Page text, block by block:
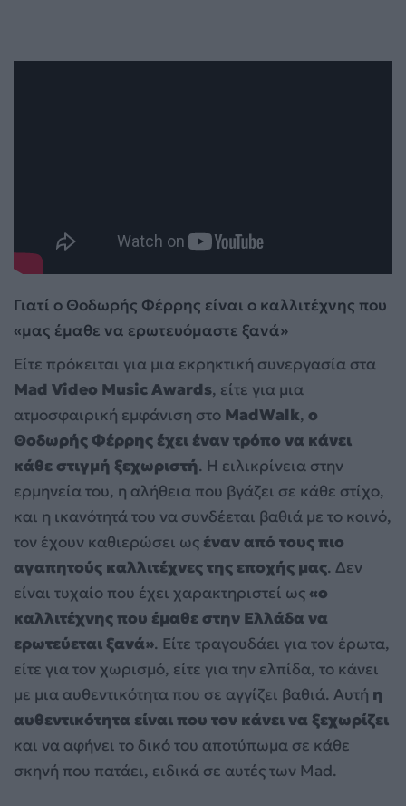
Γιατί ο Θοδωρής Φέρρης είναι ο καλλιτέχνης που
«μας έμαθε να ερωτευόμαστε ξανά»
Είτε πρόκειται για μια εκρηκτική συνεργασία στα
Mad Video Music Awards, είτε για μια
ατμοσφαιρική εμφάνιση στο MadWalk, ο
Θοδωρής Φέρρης έχει έναν τρόπο να κάνει
κάθε στιγμή ξεχωριστή. Η ειλικρίνεια στην
ερμηνεία του, η αλήθεια που βγάζει σε κάθε στίχο,
και η ικανότητά του να συνδέεται βαθιά με το κοινό,
τον έχουν καθιερώσει ως έναν από τους πιο
αγαπητούς καλλιτέχνες της εποχής μας. Δεν
είναι τυχαίο που έχει χαρακτηριστεί ως«ο
καλλιτέχνης που έμαθε στην Ελλάδα να
ερωτεύεται ξανά». Είτε τραγουδάει για τον έρωτα,
είτε για τον χωρισμό, είτε για την ελπίδα, το κάνει
με μια αυθεντικότητα που σε αγγίζει βαθιά. Αυτή η
αυθεντικότητα είναι που τον κάνει να ξεχωρίζει
και να αφήνει το δικό του αποτύπωμα σε κάθε
σκηνή που πατάει, ειδικά σε αυτές των Mad.